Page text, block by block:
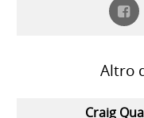
Altro
Craig